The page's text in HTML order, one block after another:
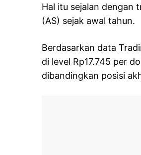
Hal itu sejalan dengan
(AS) sejak awal tahun.
Berdasarkan data
di level Rp17.745 per
dibandingkan posisi